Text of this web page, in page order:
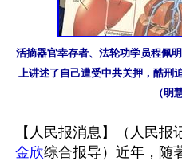
活摘器官幸存者、法轮功学员程佩
上讲述了自己遭受中共关押，酷刑
（明
【人民报消息】（人民报
金欣综合报导）近年，随